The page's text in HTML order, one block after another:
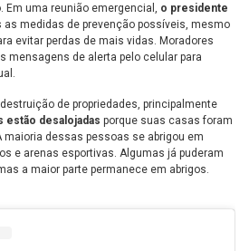
Em uma reunião emergencial, o presidente
as medidas de prevenção possíveis, mesmo
evitar perdas de mais vidas. Moradores
mensagens de alerta pelo celular para
de propriedades, principalmente
estão desalojadas porque suas casas foram
maioria dessas pessoas se abrigou em
e arenas esportivas. Algumas já puderam
a maior parte permanece em abrigos.